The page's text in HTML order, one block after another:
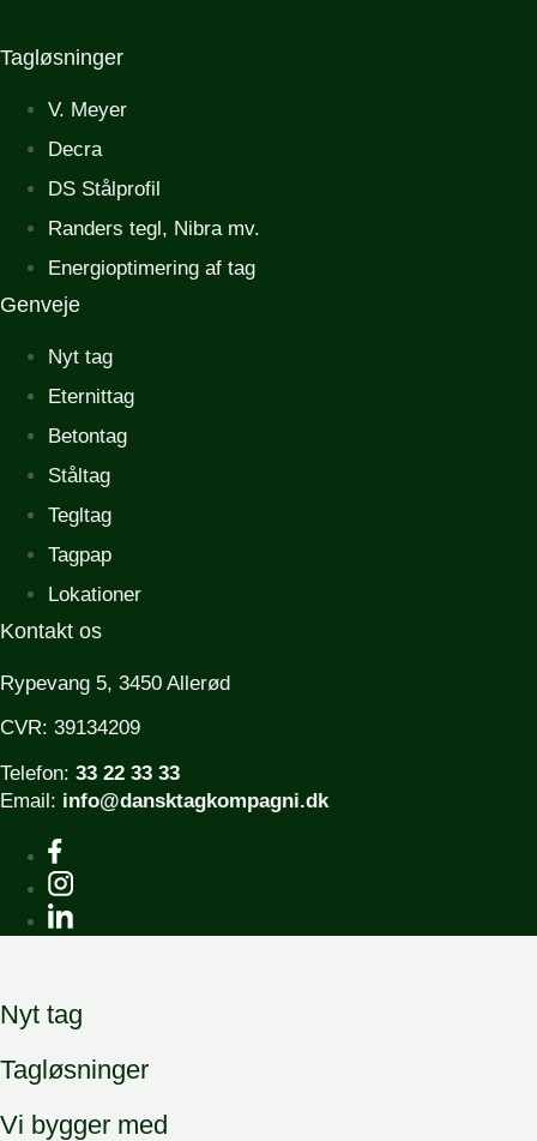
Tagløsninger
V. Meyer
Decra
DS Stålprofil
Randers tegl, Nibra mv.
Energioptimering af tag
Genveje
Nyt tag
Eternittag
Betontag
Ståltag
Tegltag
Tagpap
Lokationer
Kontakt os
Rypevang 5, 3450 Allerød
CVR: 39134209
Telefon: 33 22 33 33
Email: info@dansktagkompagni.dk
Nyt tag
Tagløsninger
Vi bygger med